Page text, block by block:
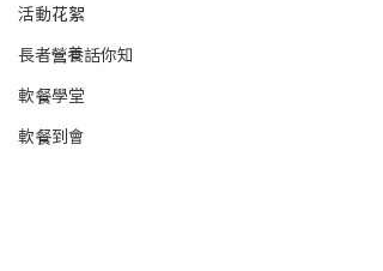
活動花絮
長者營養話你知
軟餐學堂
軟餐到會